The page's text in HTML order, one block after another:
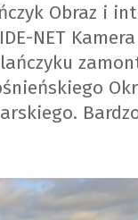
Obraz i
NET